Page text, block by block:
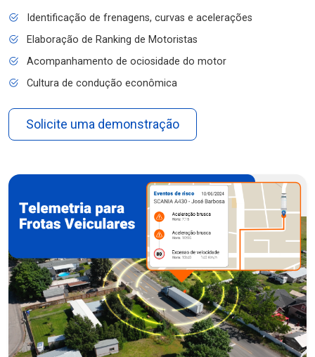
Identificação de frenagens, curvas e acelerações
Elaboração de Ranking de Motoristas
Acompanhamento de ociosidade do motor
Cultura de condução econômica
Solicite uma demonstração